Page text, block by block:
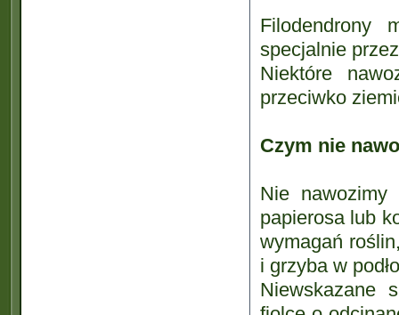
Filodendrony
specjalnie
Niektóre
przeciwko
Czym nie
Nie
papierosa lub
wymagań
i grzyba w
Niewskazane